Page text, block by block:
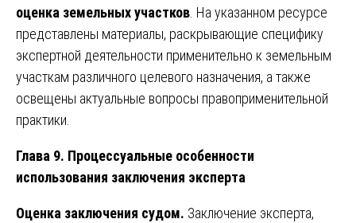
оценка земельных участков . На указанном ресурсе
представлены материалы, раскрывающие специфику
экспертной деятельности применительно к земельным
участкам различного целевого назначения, а также
освещены актуальные вопросы правоприменительной
практики.
Глава 9. Процессуальные особенности
использования заключения эксперта
Оценка заключения судом. Заключение эксперта,